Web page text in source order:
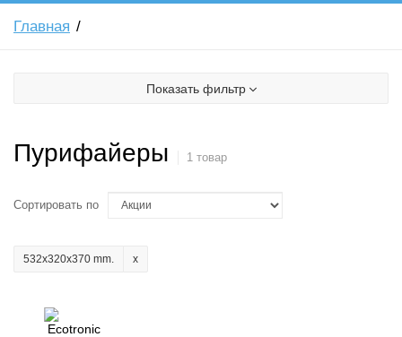
Главная
Показать фильтр
Пурифайеры 1 товар
Сортировать по
532x320x370 mm.